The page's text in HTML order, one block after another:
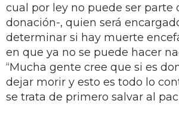
cual por ley no puede ser parte
donación-, quien será
determinar si hay muerte
en que ya no se puede hacer
“Mucha gente cree que si es
dejar morir y esto es todo lo
se trata de primero salvar al